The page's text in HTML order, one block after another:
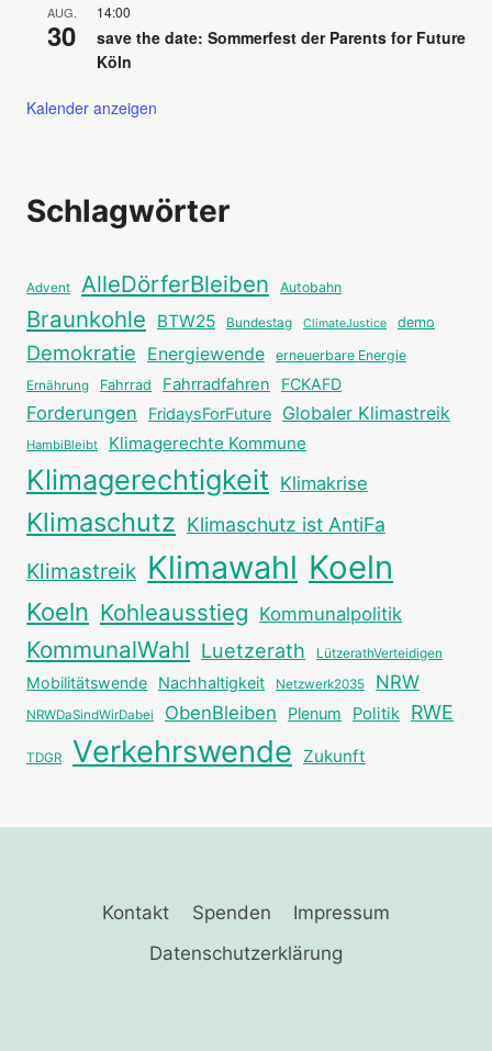
AUG.
30
14:00
save the date: Sommerfest der Parents for Future
Köln
Kalender anzeigen
Schlagwörter
Advent AlleDörferBleiben Autobahn
Braunkohle BTW25 Bundestag ClimateJustice demo
Demokratie Energiewende erneuerbare Energie
Ernährung Fahrrad Fahrradfahren FCKAFD
Forderungen FridaysForFuture Globaler Klimastreik
HambiBleibt Klimagerechte Kommune
Klimagerechtigkeit Klimakrise
Klimaschutz Klimaschutz ist AntiFa
Klimastreik Klimawahl Koeln
Koeln Kohleausstieg Kommunalpolitik
KommunalWahl Luetzerath LützerathVerteidigen
Mobilitätswende Nachhaltigkeit Netzwerk2035 NRW
NRWDaSindWirDabei ObenBleiben Plenum Politik RWE
TDGR Verkehrswende Zukunft
Kontakt Spenden
Impressum
Datenschutzerklärung